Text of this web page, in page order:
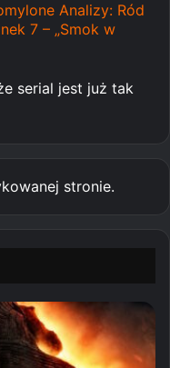
Analizy: Ród
7 – „Smok w
serial jest już tak
stronie.